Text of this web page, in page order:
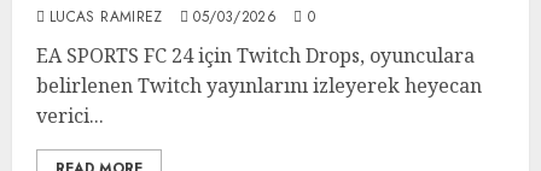
LUCAS RAMIREZ 05/03/2026 0
EA SPORTS FC 24 için Twitch Drops, oyunculara
belirlenen Twitch yayınlarını izleyerek heyecan
verici...